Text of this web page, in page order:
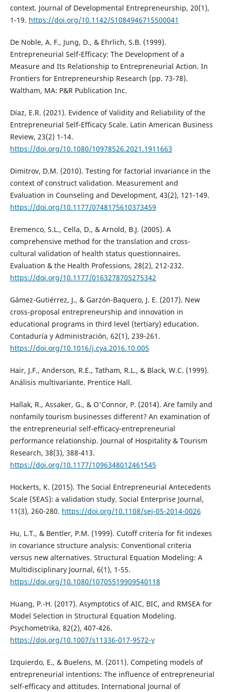
context. Journal of Developmental Entrepreneurship, 20(1),
1-19. https://doi.org/10.1142/S1084946715500041
De Noble, A. F., Jung, D., & Ehrlich, S.B. (1999).
Entrepreneurial Self-Efficacy: The Development of a
Measure and Its Relationship to Entrepreneurial Action. In
Frontiers for Entrepreneurship Research (pp. 73-78).
Waltham, MA: P&R Publication Inc.
Díaz, E.R. (2021). Evidence of Validity and Reliability of the
Entrepreneurial Self-Efficacy Scale. Latin American Business
Review, 23(2) 1-14.
https://doi.org/10.1080/10978526.2021.1911663
Dimitrov, D.M. (2010). Testing for factorial invariance in the
context of construct validation. Measurement and
Evaluation in Counseling and Development, 43(2), 121-149.
https://doi.org/10.1177/0748175610373459
Eremenco, S.L., Cella, D., & Arnold, B.J. (2005). A
comprehensive method for the translation and cross-
cultural validation of health status questionnaires.
Evaluation & the Health Professions, 28(2), 212-232.
https://doi.org/10.1177/0163278705275342
Gámez-Gutiérrez, J., & Garzón-Baquero, J. E. (2017). New
cross-proposal entrepreneurship and innovation in
educational programs in third level (tertiary) education.
Contaduría y Administración, 62(1), 239-261.
https://doi.org/10.1016/j.cya.2016.10.005
Hair, J.F., Anderson, R.E., Tatham, R.L., & Black, W.C. (1999).
Análisis multivariante. Prentice Hall.
Hallak, R., Assaker, G., & O'Connor, P. (2014). Are family and
nonfamily tourism businesses different? An examination of
the entrepreneurial self-efficacy-entrepreneurial
performance relationship. Journal of Hospitality & Tourism
Research, 38(3), 388-413.
https://doi.org/10.1177/1096348012461545
Hockerts, K. (2015). The Social Entrepreneurial Antecedents
Scale (SEAS): a validation study. Social Enterprise Journal,
11(3), 260-280. https://doi.org/10.1108/sej-05-2014-0026
Hu, L.T., & Bentler, P.M. (1999). Cutoff criteria for fit indexes
in covariance structure analysis: Conventional criteria
versus new alternatives. Structural Equation Modeling: A
Multidisciplinary Journal, 6(1), 1-55.
https://doi.org/10.1080/10705519909540118
Huang, P.-H. (2017). Asymptotics of AIC, BIC, and RMSEA for
Model Selection in Structural Equation Modeling.
Psychometrika, 82(2), 407-426.
https://doi.org/10.1007/s11336-017-9572-y
Izquierdo, E., & Buelens, M. (2011). Competing models of
entrepreneurial intentions: The influence of entrepreneurial
self-efficacy and attitudes. International Journal of